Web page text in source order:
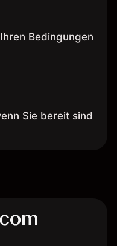
Bedingungen
Sie bereit sind